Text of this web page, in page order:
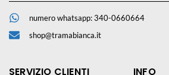
numero whatsapp: 340-0660664
shop@tramabianca.it
SERVIZIO CLIENTI INFO